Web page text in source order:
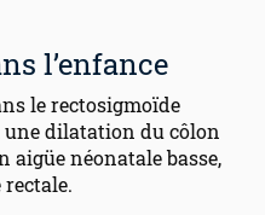
l’enfance
le rectosigmoïde
une dilatation du côlon
aigüe néonatale basse,